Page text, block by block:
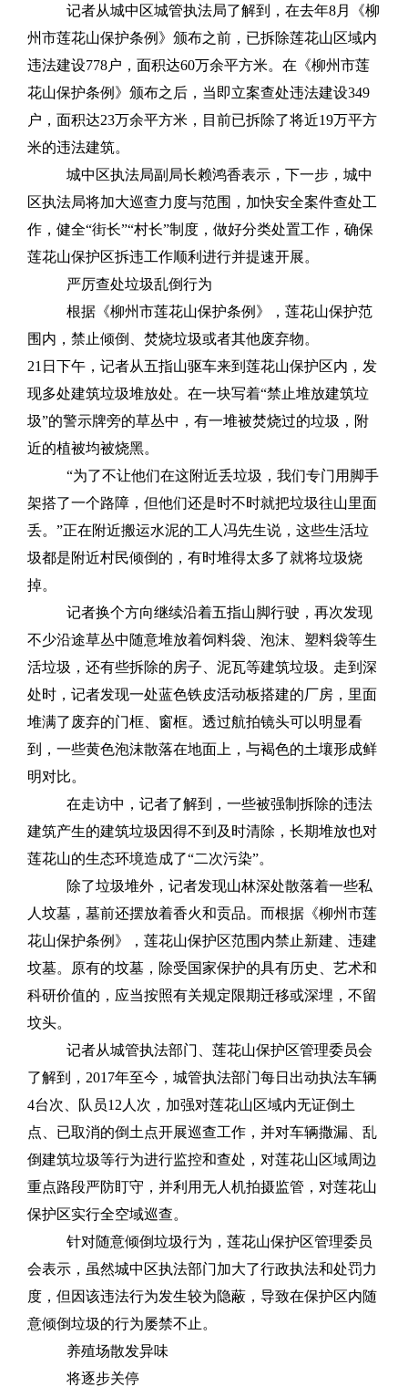
记者从城中区城管执法局了解到，在去年8月《柳
州市莲花山保护条例》颁布之前，已拆除莲花山区域内
违法建设778户，面积达60万余平方米。在《柳州市莲
花山保护条例》颁布之后，当即立案查处违法建设349
户，面积达23万余平方米，目前已拆除了将近19万平方
米的违法建筑。
城中区执法局副局长赖鸿香表示，下一步，城中
区执法局将加大巡查力度与范围，加快安全案件查处工
作，健全“街长”“村长”制度，做好分类处置工作，确保
莲花山保护区拆违工作顺利进行并提速开展。
严厉查处垃圾乱倒行为
根据《柳州市莲花山保护条例》，莲花山保护范
围内，禁止倾倒、焚烧垃圾或者其他废弃物。
21日下午，记者从五指山驱车来到莲花山保护区内，发
现多处建筑垃圾堆放处。在一块写着“禁止堆放建筑垃
圾”的警示牌旁的草丛中，有一堆被焚烧过的垃圾，附
近的植被均被烧黑。
“为了不让他们在这附近丢垃圾，我们专门用脚手
架搭了一个路障，但他们还是时不时就把垃圾往山里面
丢。”正在附近搬运水泥的工人冯先生说，这些生活垃
圾都是附近村民倾倒的，有时堆得太多了就将垃圾烧
掉。
记者换个方向继续沿着五指山脚行驶，再次发现
不少沿途草丛中随意堆放着饲料袋、泡沫、塑料袋等生
活垃圾，还有些拆除的房子、泥瓦等建筑垃圾。走到深
处时，记者发现一处蓝色铁皮活动板搭建的厂房，里面
堆满了废弃的门框、窗框。透过航拍镜头可以明显看
到，一些黄色泡沫散落在地面上，与褐色的土壤形成鲜
明对比。
在走访中，记者了解到，一些被强制拆除的违法
建筑产生的建筑垃圾因得不到及时清除，长期堆放也对
莲花山的生态环境造成了“二次污染”。
除了垃圾堆外，记者发现山林深处散落着一些私
人坟墓，墓前还摆放着香火和贡品。而根据《柳州市莲
花山保护条例》，莲花山保护区范围内禁止新建、违建
坟墓。原有的坟墓，除受国家保护的具有历史、艺术和
科研价值的，应当按照有关规定限期迁移或深埋，不留
坟头。
记者从城管执法部门、莲花山保护区管理委员会
了解到，2017年至今，城管执法部门每日出动执法车辆
4台次、队员12人次，加强对莲花山区域内无证倒土
点、已取消的倒土点开展巡查工作，并对车辆撒漏、乱
倒建筑垃圾等行为进行监控和查处，对莲花山区域周边
重点路段严防盯守，并利用无人机拍摄监管，对莲花山
保护区实行全空域巡查。
针对随意倾倒垃圾行为，莲花山保护区管理委员
会表示，虽然城中区执法部门加大了行政执法和处罚力
度，但因该违法行为发生较为隐蔽，导致在保护区内随
意倾倒垃圾的行为屡禁不止。
养殖场散发异味
将逐步关停